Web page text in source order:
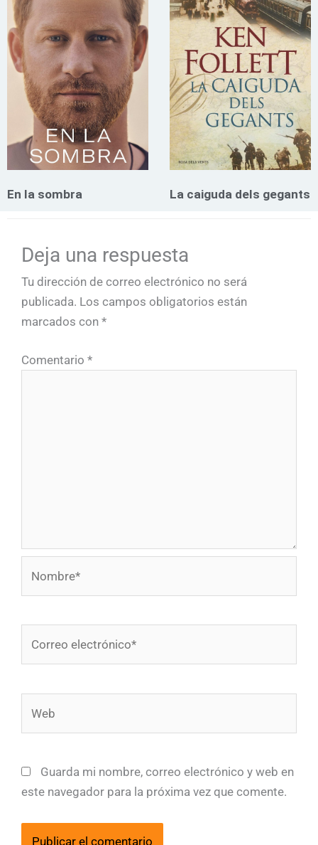
En la sombra La caiguda dels gegants
Deja una respuesta
Tu dirección de correo electrónico no será
publicada. Los campos obligatorios están
marcados con *
Comentario *
Guarda mi nombre, correo electrónico y web en
este navegador para la próxima vez que comente.